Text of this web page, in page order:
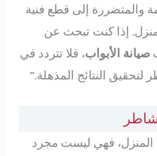
والمتضررة إلى قطع فنية
إذا كنت تبحث عن
صيانة الأبواب، فلا تتردد في
النتائج المذهلة.”
المنزل، فهي ليست مجرد